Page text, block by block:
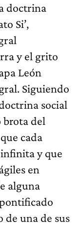
doctrina
Si’,
y el grito
León
Siguiendo
social
brota del
cada
y que
en
alguna
de una de sus